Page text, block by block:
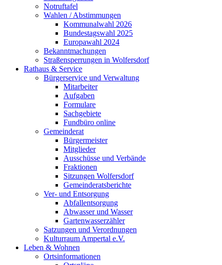
Notruftafel
Wahlen / Abstimmungen
Kommunalwahl 2026
Bundestagswahl 2025
Europawahl 2024
Bekanntmachungen
Straßensperrungen in Wolfersdorf
Rathaus & Service
Bürgerservice und Verwaltung
Mitarbeiter
Aufgaben
Formulare
Sachgebiete
Fundbüro online
Gemeinderat
Bürgermeister
Mitglieder
Ausschüsse und Verbände
Fraktionen
Sitzungen Wolfersdorf
Gemeinderatsberichte
Ver- und Entsorgung
Abfallentsorgung
Abwasser und Wasser
Gartenwasserzähler
Satzungen und Verordnungen
Kulturraum Ampertal e.V.
Leben & Wohnen
Ortsinformationen